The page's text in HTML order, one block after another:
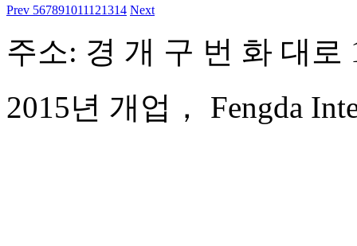
Prev 567891011121314 Next
주소: 경 개 구 번 화 대로
2015년 개업， Fengda